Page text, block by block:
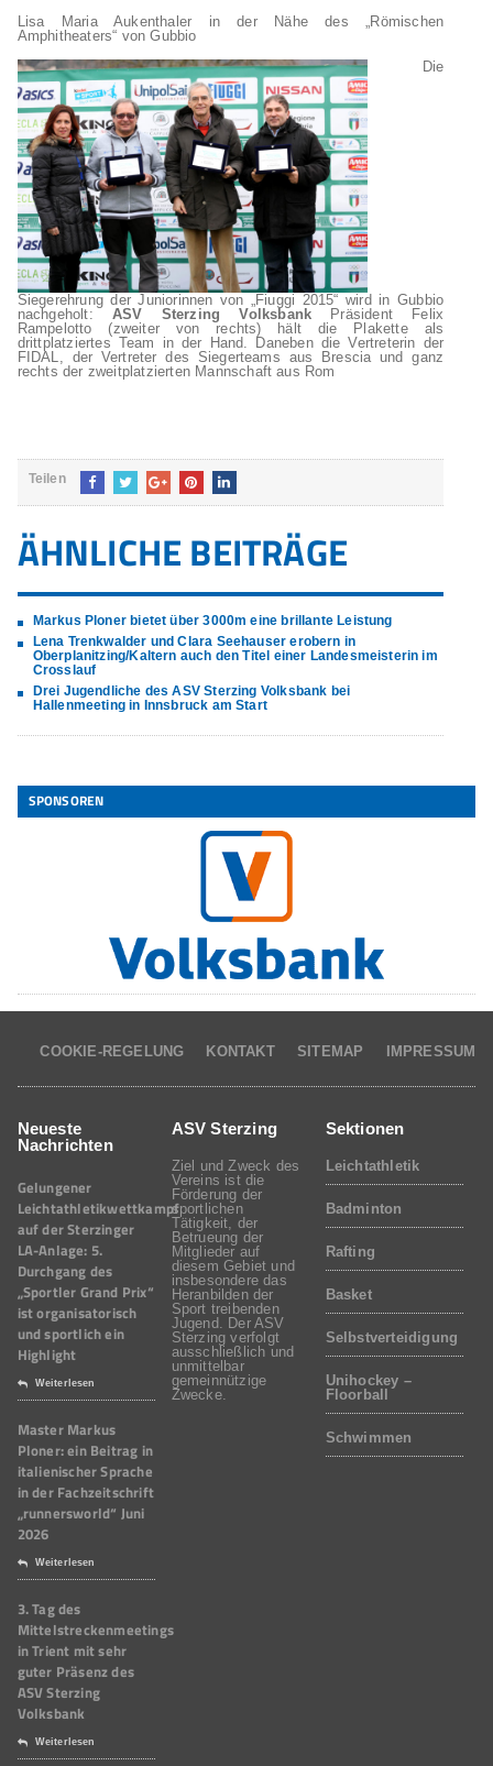
Lisa Maria Aukenthaler in der Nähe des „Römischen
Amphitheaters“ von Gubbio
Die
Siegerehrung der Juniorinnen von „Fiuggi 2015“ wird in Gubbio
nachgeholt: ASV Sterzing Volksbank Präsident Felix
Rampelotto (zweiter von rechts) hält die Plakette als
drittplatziertes Team in der Hand. Daneben die Vertreterin der
FIDAL, der Vertreter des Siegerteams aus Brescia und ganz
rechts der zweitplatzierten Mannschaft aus Rom
Teilen
ÄHNLICHE BEITRÄGE
Markus Ploner bietet über 3000m eine brillante Leistung
Lena Trenkwalder und Clara Seehauser erobern in
Oberplanitzing/Kaltern auch den Titel einer Landesmeisterin im
Crosslauf
Drei Jugendliche des ASV Sterzing Volksbank bei
Hallenmeeting in Innsbruck am Start
SPONSOREN
COOKIE-REGELUNG KONTAKT SITEMAP IMPRESSUM
Neueste
Nachrichten
Gelungener
Leichtathletikwettkampf
auf der Sterzinger
LA-Anlage: 5.
Durchgang des
„Sportler Grand Prix“
ist organisatorisch
und sportlich ein
Highlight
Weiterlesen
Master Markus
Ploner: ein Beitrag in
italienischer Sprache
in der Fachzeitschrift
„runnersworld“ Juni
2026
Weiterlesen
3. Tag des
Mittelstreckenmeetings
in Trient mit sehr
guter Präsenz des
ASV Sterzing
Volksbank
Weiterlesen
ASV Sterzing
Ziel und Zweck des
Vereins ist die
Förderung der
sportlichen
Tätigkeit, der
Betrueung der
Mitglieder auf
diesem Gebiet und
insbesondere das
Heranbilden der
Sport treibenden
Jugend. Der ASV
Sterzing verfolgt
ausschließlich und
unmittelbar
gemeinnützige
Zwecke.
Sektionen
Leichtathletik
Badminton
Rafting
Basket
Selbstverteidigung
Unihockey –
Floorball
Schwimmen